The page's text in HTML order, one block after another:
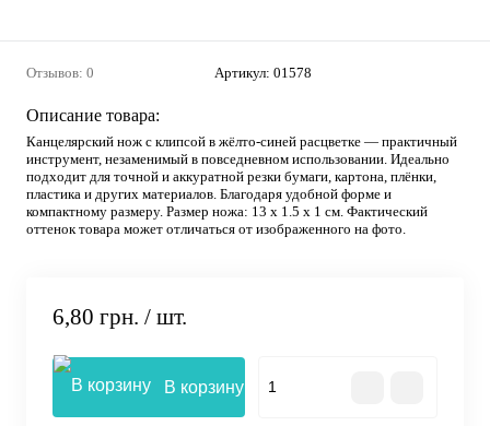
Отзывов: 0 Артикул: 01578
Описание товара:
Канцелярский нож с клипсой в жёлто-синей расцветке — практичный
инструмент, незаменимый в повседневном использовании. Идеально
подходит для точной и аккуратной резки бумаги, картона, плёнки,
пластика и других материалов. Благодаря удобной форме и
компактному размеру. Размер ножа: 13 х 1.5 х 1 см. Фактический
оттенок товара может отличаться от изображенного на фото.
6,80 грн. / шт.
В корзину